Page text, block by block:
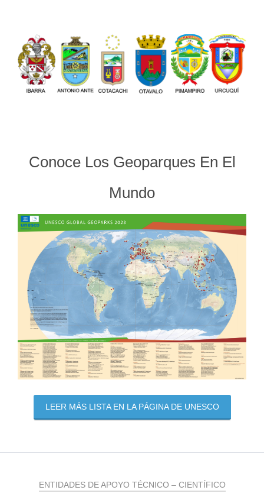
Conoce Los Geoparques En El
Mundo
LEER MÁS LISTA EN LA PÁGINA DE UNESCO
ENTIDADES DE APOYO TÉCNICO – CIENTÍFICO